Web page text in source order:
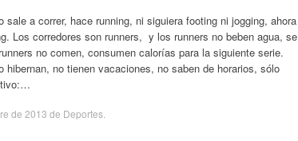
sale a correr, hace running, ni siguiera footing ni jogging, ahora
Los corredores son runners, y los runners no beben agua, se
no comen, consumen calorías para la siguiente serie.
hibernan, no tienen vacaciones, no saben de horarios, sólo
de 2013 de Deportes